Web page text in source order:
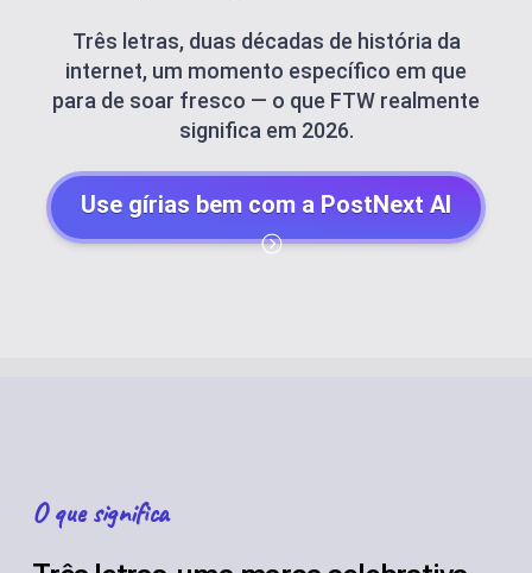
Três letras, duas décadas de história da
internet, um momento específico em que
para de soar fresco — o que FTW realmente
significa em 2026.
Use gírias bem com a PostNext AI
O que significa